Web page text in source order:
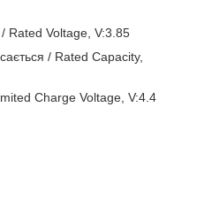
Rated Voltage, V:3.85
/ Rated Capacity,
Charge Voltage, V:4.4